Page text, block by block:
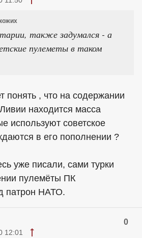
также задумался - а
пулеметы в таком
понять , что на содержании
находится масса
используют советское
в его пополнении ?
уже писали, сами турки
пулемёты ПК
патрон НАТО.
0
12:01